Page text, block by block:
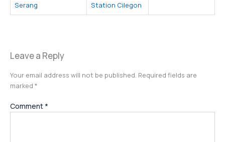
Serang
Station Cilegon
Leave a Reply
Your email address will not be published. Required fields are
marked *
Comment *